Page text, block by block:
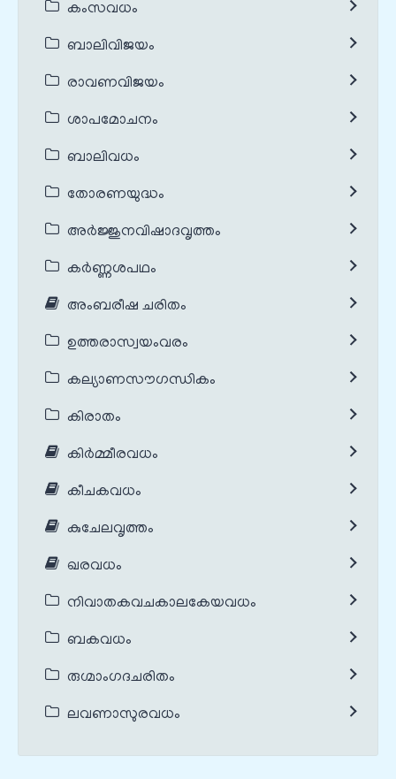
കംസവധം
ബാലിവിജയം
രാവണവിജയം
ശാപമോചനം
ബാലിവധം
തോരണയുദ്ധം
അർജ്ജുനവിഷാദവൃത്തം
കർണ്ണശപഥം
അംബരീഷ ചരിതം
ഉത്തരാസ്വയംവരം
കല്യാണസൗഗന്ധികം
കിരാതം
കിർമ്മീരവധം
കീചകവധം
കുചേലവൃത്തം
ഖരവധം
നിവാതകവചകാലകേയവധം
ബകവധം
രുഗ്മാംഗദചരിതം
ലവണാസുരവധം